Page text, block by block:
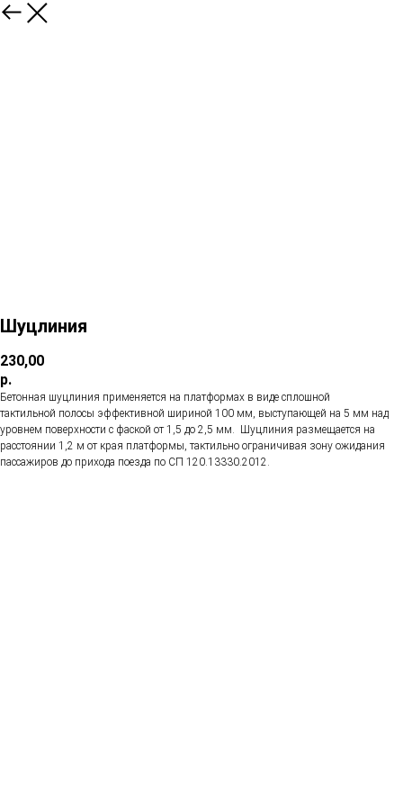
Шуцлиния
230,00
р.
Бетонная шуцлиния применяется на платформах в виде сплошной
тактильной полосы эффективной шириной 100 мм, выступающей на 5 мм над
уровнем поверхности с фаской от 1,5 до 2,5 мм. Шуцлиния размещается на
расстоянии 1,2 м от края платформы, тактильно ограничивая зону ожидания
пассажиров до прихода поезда по СП 120.13330.2012.